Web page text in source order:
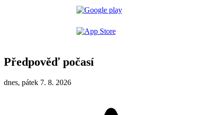
Předpověď počasí
dnes, pátek 7. 8. 2026